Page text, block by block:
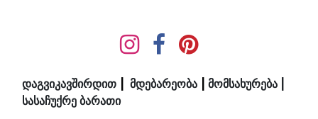
დაგვიკავშირდით მდ​ებ​​არეობა მომსახურება
სასაჩუქრე ბარათი